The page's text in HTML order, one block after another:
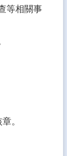
等相關事
。